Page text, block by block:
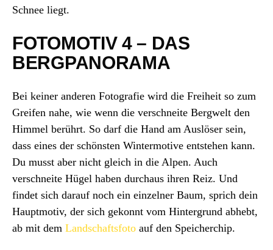
Schnee liegt.
FOTOMOTIV 4 – DAS
BERGPANORAMA
Bei keiner anderen Fotografie wird die Freiheit so zum
Greifen nahe, wie wenn die verschneite Bergwelt den
Himmel berührt. So darf die Hand am Auslöser sein,
dass eines der schönsten Wintermotive entstehen kann.
Du musst aber nicht gleich in die Alpen. Auch
verschneite Hügel haben durchaus ihren Reiz. Und
findet sich darauf noch ein einzelner Baum, sprich dein
Hauptmotiv, der sich gekonnt vom Hintergrund abhebt,
ab mit dem Landschaftsfoto auf den Speicherchip.